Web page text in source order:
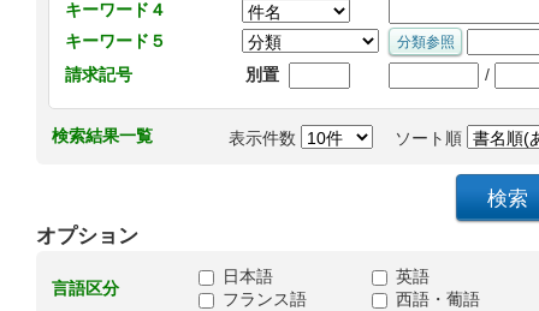
キーワード４
キーワード５
請求記号
別置 /
検索結果一覧 表示件数 ソート順
オプション
言語区分
日本語
英語
フランス語
西語・葡語